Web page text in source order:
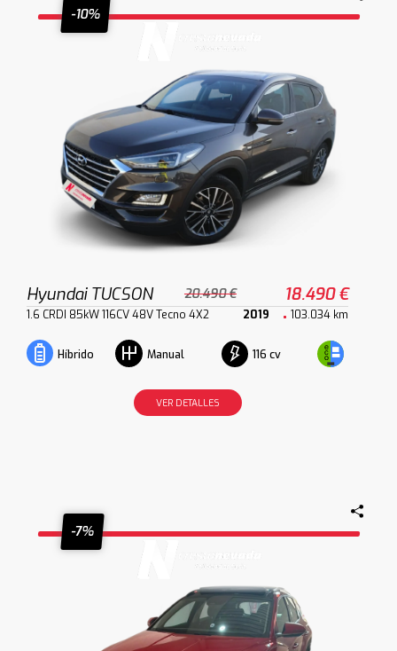
-10%
Hyundai TUCSON 20.490 € 18.490 €
1.6 CRDI 85kW 116CV 48V Tecno 4X2 2019 103.034 km
Híbrido Manual 116 cv
VER DETALLES
-7%